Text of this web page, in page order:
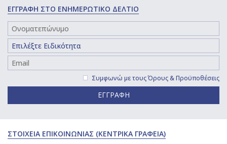
ΕΓΓΡΑΦΗ ΣΤΟ ΕΝΗΜΕΡΩΤΙΚΟ ΔΕΛΤΙΟ
Συμφωνώ με τουςΌρους & Προϋποθέσεις
ΕΓΓΡΑΦΗ
ΣΤΟΙΧΕΙΑ ΕΠΙΚΟΙΝΩΝΙΑΣ (ΚΕΝΤΡΙΚΑ ΓΡΑΦΕΙΑ)